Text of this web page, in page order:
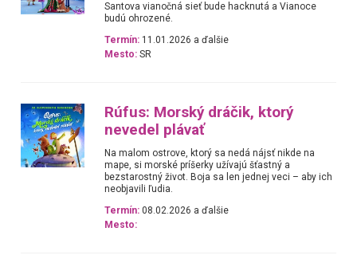
Santova vianočná sieť bude hacknutá a Vianoce
budú ohrozené.
Termín: 11.01.2026 a ďalšie
Mesto: SR
Rúfus: Morský dráčik, ktorý
nevedel plávať
Na malom ostrove, ktorý sa nedá nájsť nikde na
mape, si morské príšerky užívajú šťastný a
bezstarostný život. Boja sa len jednej veci – aby ich
neobjavili ľudia.
Termín: 08.02.2026 a ďalšie
Mesto: